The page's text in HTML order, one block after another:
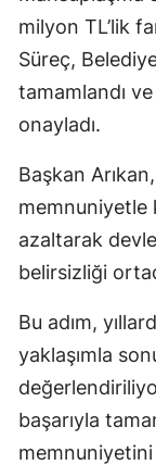
milyon TL’lik
Süreç,
tamamlandı
onayladı.
Başkan
memnuniyetle
azaltarak
belirsizliği
Bu adım,
yaklaşımla
başarıyla